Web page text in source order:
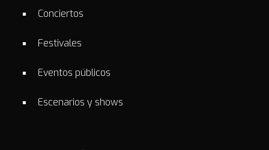
Conciertos
Festivales
Eventos públicos
Escenarios y shows